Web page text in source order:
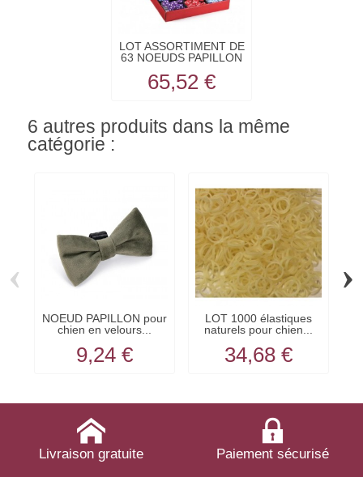
LOT ASSORTIMENT DE
63 NOEUDS PAPILLON
65,52 €
6 autres produits dans la même
catégorie :
NOEUD PAPILLON pour
chien en velours...
9,24 €
LOT 1000 élastiques
naturels pour chien...
34,68 €
‹ ›
Livraison gratuite Paiement sécurisé